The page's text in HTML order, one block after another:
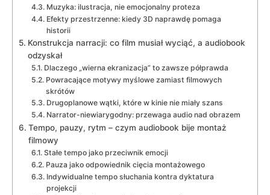
Muzyka: ilustracja, nie emocjonalny proteza
Efekty przestrzenne: kiedy 3D naprawdę pomaga
historii
Konstrukcja narracji: co film musiał wyciąć, a audiobook
odzyskał
Dlaczego „wierna ekranizacja” to zawsze półprawda
Powracające motywy myślowe zamiast filmowych
skrótów
Drugoplanowe wątki, które w kinie nie miały szans
Narrator-niewiarygodny: przewaga audio nad obrazem
Tempo, pauzy, rytm – czym audiobook bije montaż
filmowy
Stałe tempo jako przeciwnik emocji
Pauza jako odpowiednik cięcia montażowego
Indywidualne tempo słuchania kontra dyktatura
projekcji